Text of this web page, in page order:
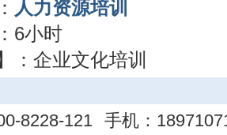
人力资源培训
6小时
： 企业文化培训
8228-121 手机：